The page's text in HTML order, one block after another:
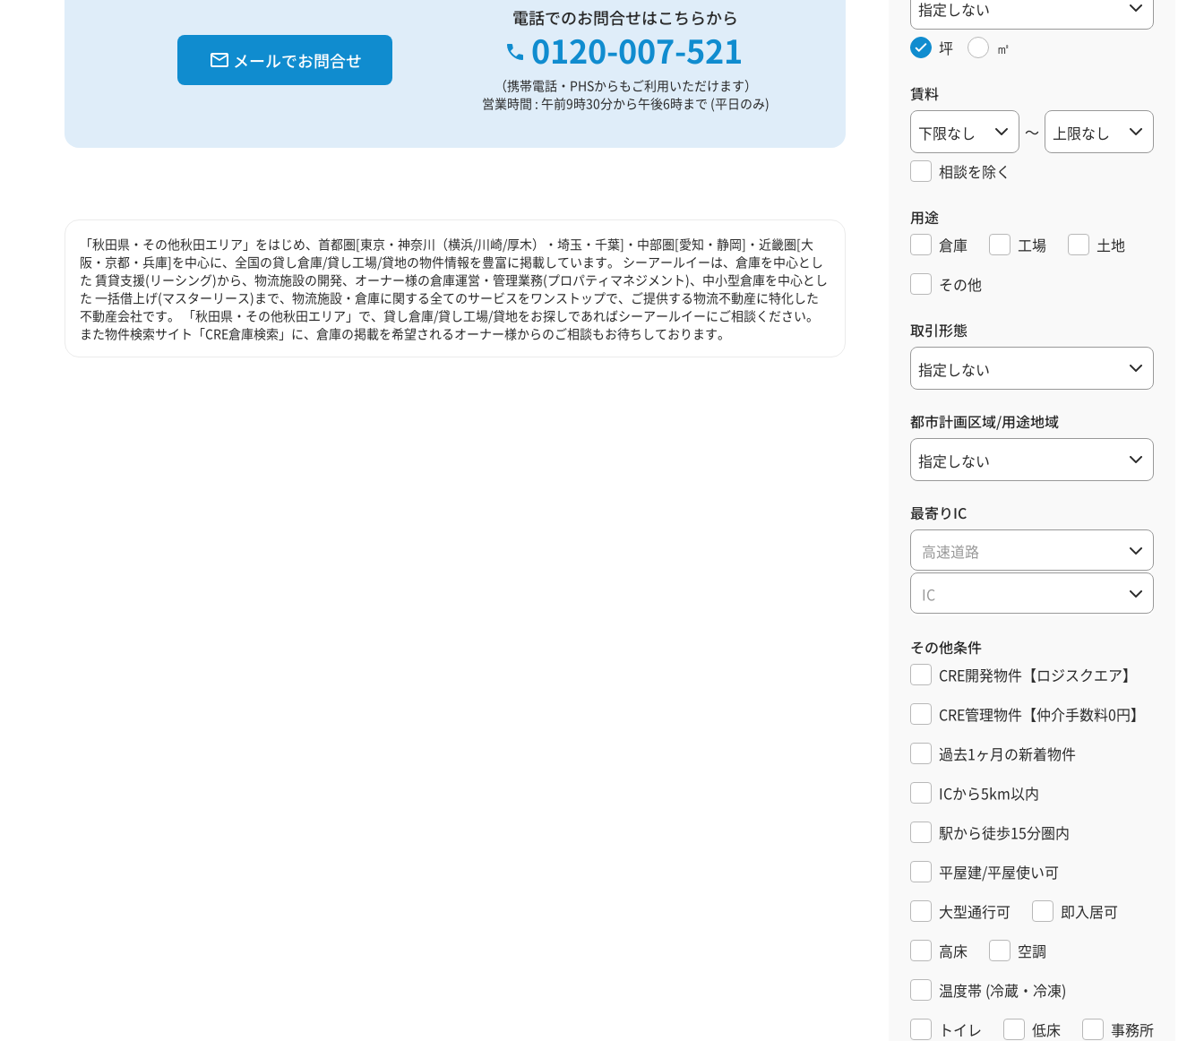
メールでお問合せ
電話でのお問合せはこちらから
0120-007-521
（携帯電話・PHSからもご利用いただけます）
営業時間 : 午前9時30分から午後6時まで (平日のみ)
「秋田県・その他秋田エリア」をはじめ、首都圏[東京・神奈川（横浜/川崎/厚木）・埼玉・千葉]・中部圏[愛知・静岡]・近畿圏[大
阪・京都・兵庫]を中心に、全国の貸し倉庫/貸し工場/貸地の物件情報を豊富に掲載しています。 シーアールイーは、倉庫を中心とし
た 賃貸支援(リーシング)から、物流施設の開発、オーナー様の倉庫運営・管理業務(プロパティマネジメント)、中小型倉庫を中心とし
た 一括借上げ(マスターリース)まで、物流施設・倉庫に関する全てのサービスをワンストップで、ご提供する物流不動産に特化した
不動産会社です。 「秋田県・その他秋田エリア」で、貸し倉庫/貸し工場/貸地をお探しであればシーアールイーにご相談ください。
また物件検索サイト「CRE倉庫検索」に、倉庫の掲載を希望されるオーナー様からのご相談もお待ちしております。
坪 ㎡
賃料
～
相談を除く
用途
倉庫
工場
土地
その他
取引形態
都市計画区域/用途地域
最寄りIC
高速道路
IC
その他条件
CRE開発物件【ロジスクエア】
CRE管理物件【仲介手数料0円】
過去1ヶ月の新着物件
ICから5km以内
駅から徒歩15分圏内
平屋建/平屋使い可
大型通行可
即入居可
高床
空調
温度帯 (冷蔵・冷凍)
トイレ
低床
事務所